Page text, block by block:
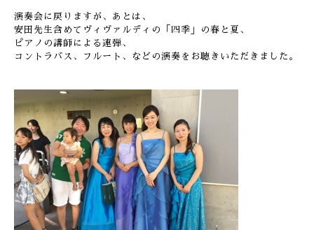
演奏会に戻りますが、あとは、
安田先生含めてヴィヴァルディの「四季」の春と夏、
ピアノの講師による連弾、
コントラバス、フルート、などの演奏をお聴きいただきました。